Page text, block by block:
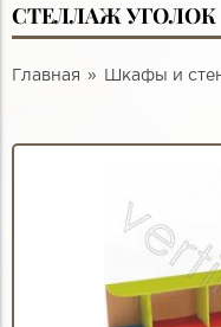
СТЕЛЛАЖ УГОЛОК
Главная Шкафы и